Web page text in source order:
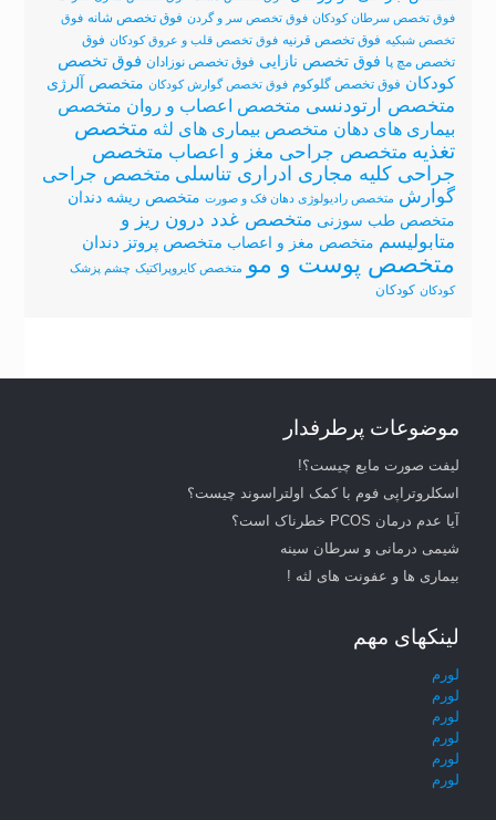
فوق تخصص سرطان کودکان فوق تخصص سر و گردن فوق تخصص شانه فوق
تخصص شبکیه فوق تخصص قرنیه فوق تخصص قلب و عروق کودکان فوق
تخصص مچ پا فوق تخصص نازایی فوق تخصص نوزادان فوق تخصص
کودکان فوق تخصص گلوکوم فوق تخصص گوارش کودکان متخصص آلرژی
متخصص ارتودنسی متخصص اعصاب و روان متخصص
بیماری های دهان متخصص بیماری های لثه متخصص
تغذیه متخصص جراحی مغز و اعصاب متخصص
جراحی کلیه مجاری ادراری تناسلی متخصص جراحی
گوارش متخصص رادیولوژی دهان فک و صورت متخصص ریشه دندان
متخصص طب سوزنی متخصص غدد درون ریز و
متابولیسم متخصص مغز و اعصاب متخصص پروتز دندان
متخصص پوست و مو متخصص کایروپراکتیک چشم پزشک
کودکان کودکان
موضوعات پرطرفدار
لیفت صورت مایع چیست؟!
اسکلروتراپی فوم با کمک اولتراسوند چیست؟
آیا عدم درمان PCOS خطرناک است؟
شیمی درمانی و سرطان سینه
بیماری ها و عفونت های لثه !
لینکهای مهم
لورم
لورم
لورم
لورم
لورم
لورم